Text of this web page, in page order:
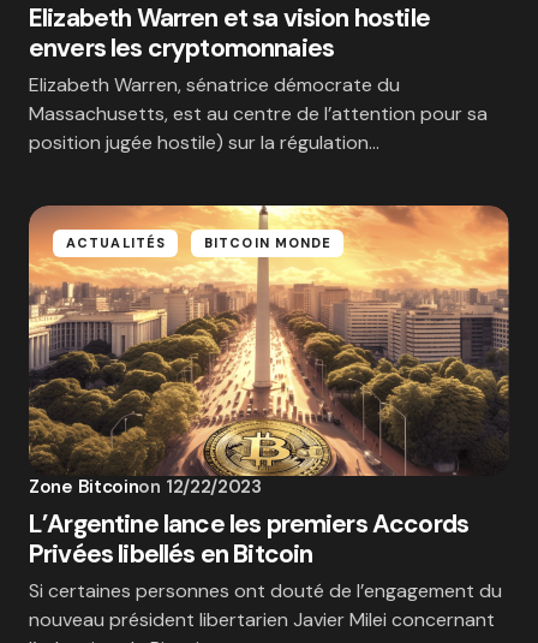
Elizabeth Warren et sa vision hostile
envers les cryptomonnaies
Elizabeth Warren, sénatrice démocrate du
Massachusetts, est au centre de l’attention pour sa
position jugée hostile) sur la régulation…
ACTUALITÉS BITCOIN MONDE
Zone Bitcoinon 12/22/2023
L’Argentine lance les premiers Accords
Privées libellés en Bitcoin
Si certaines personnes ont douté de l’engagement du
nouveau président libertarien Javier Milei concernant